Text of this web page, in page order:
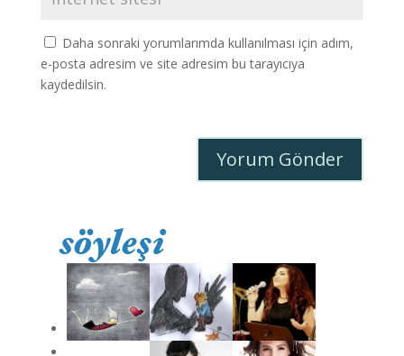
Daha sonraki yorumlarımda kullanılması için adım,
e-posta adresim ve site adresim bu tarayıcıya
kaydedilsin.